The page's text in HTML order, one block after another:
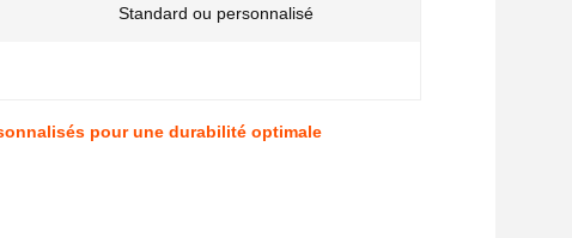
Standard ou personnalisé
pour une durabilité optimale